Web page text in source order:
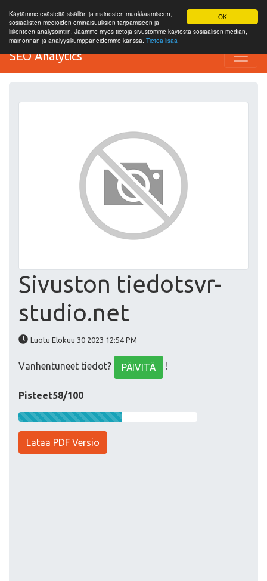
OK
Käytämme evästeitä sisällön ja mainosten muokkaamiseen,
sosiaalisten medioiden ominaisuuksien tarjoamiseen ja
liikenteen analysointiin. Jaamme myös tietoja sivustomme käytöstä sosiaalisen median,
mainonnan ja analyysikumppaneidemme kanssa. Tietoa lisää
SEO Analytics
Sivuston tiedotsvr-
studio.net
Luotu Elokuu 30 2023 12:54 PM
Vanhentuneet tiedot? PÄIVITÄ !
Pisteet58/100
Lataa PDF Versio